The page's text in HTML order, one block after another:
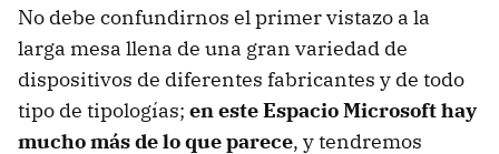
No debe confundirnos el primer vistazo a la
larga mesa llena de una gran variedad de
dispositivos de diferentes fabricantes y de todo
tipo de tipologías; en este Espacio Microsoft hay
mucho más de lo que parece, y tendremos